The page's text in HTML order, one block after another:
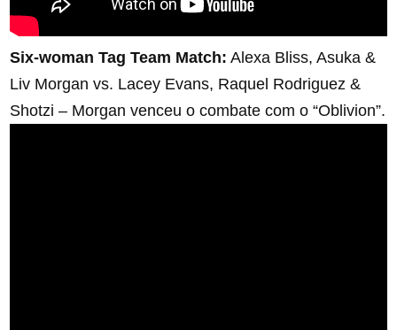
Six-woman Tag Team Match: Alexa Bliss, Asuka &
Liv Morgan vs. Lacey Evans, Raquel Rodriguez &
Shotzi – Morgan venceu o combate com o “Oblivion”.